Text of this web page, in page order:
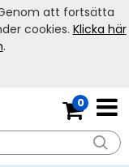
0
att fortsätta
cookies. Klicka här
.